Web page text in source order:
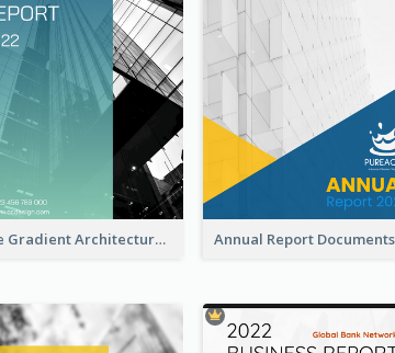
Blue Gradient Architecture Annual Report